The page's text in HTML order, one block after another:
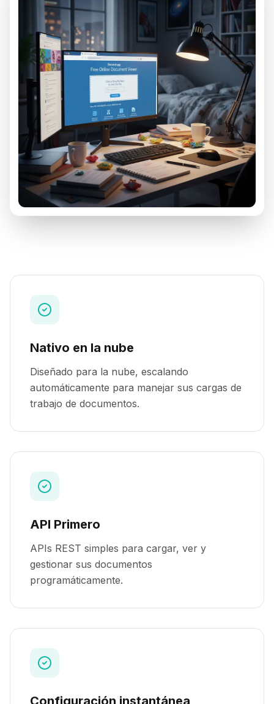
Nativo en la nube
Diseñado para la nube, escalando
automáticamente para manejar sus cargas de
trabajo de documentos.
API Primero
APIs REST simples para cargar, ver y
gestionar sus documentos
programáticamente.
Configuración instantánea